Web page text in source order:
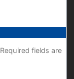
Required fields are